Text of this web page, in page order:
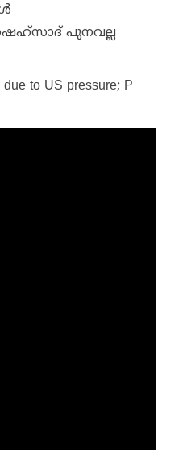
ഷെഹ്‌സാദ് പുനവല്ല
to US pressure; P